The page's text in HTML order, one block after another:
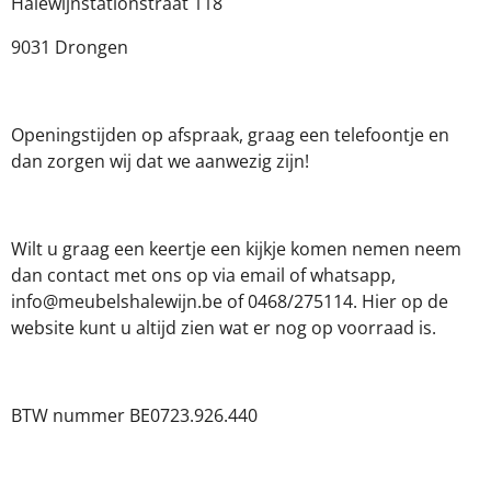
o
o
k
g
r
a
A
p
p
9031 Drongen
Openingstijden op afspraak, graag een telefoontje en
dan zorgen wij dat we aanwezig zijn!
Wilt u graag een keertje een kijkje komen nemen neem
dan contact met ons op via email of whatsapp,
info@meubelshalewijn.be of 0468/275114. Hier op de
website kunt u altijd zien wat er nog op voorraad is.
BTW nummer BE0723.926.440